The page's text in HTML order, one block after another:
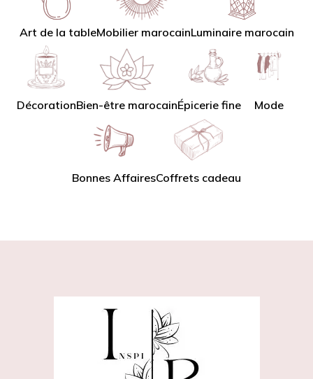
Art de la tableMobilier marocainLuminaire marocain
DécorationBien-être marocainÉpicerie fine Mode
Bonnes AffairesCoffrets cadeau